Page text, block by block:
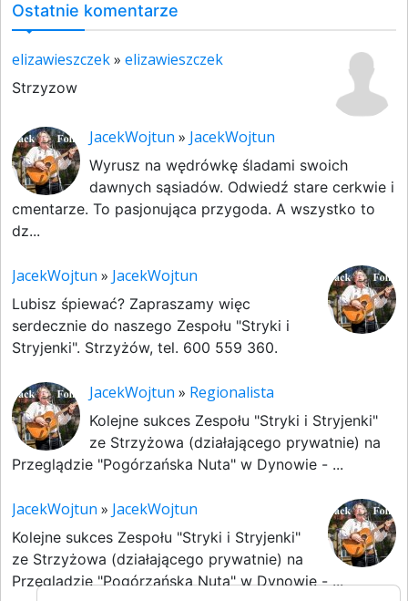
Ostatnie komentarze
elizawieszczek» elizawieszczek
Strzyzow
JacekWojtun » JacekWojtun
Wyrusz na wędrówkę śladami swoich
dawnych sąsiadów. Odwiedź stare cerkwie i
cmentarze. To pasjonująca przygoda. A wszystko to
dz...
JacekWojtun » JacekWojtun
Lubisz śpiewać? Zapraszamy więc
serdecznie do naszego Zespołu "Stryki i
Stryjenki". Strzyżów, tel. 600 559 360.
JacekWojtun » Regionalista
Kolejne sukces Zespołu "Stryki i Stryjenki"
ze Strzyżowa (działającego prywatnie) na
Przeglądzie "Pogórzańska Nuta" w Dynowie - ...
JacekWojtun » JacekWojtun
Kolejne sukces Zespołu "Stryki i Stryjenki"
ze Strzyżowa (działającego prywatnie) na
Przeglądzie "Pogórzańska Nuta" w Dynowie - ...